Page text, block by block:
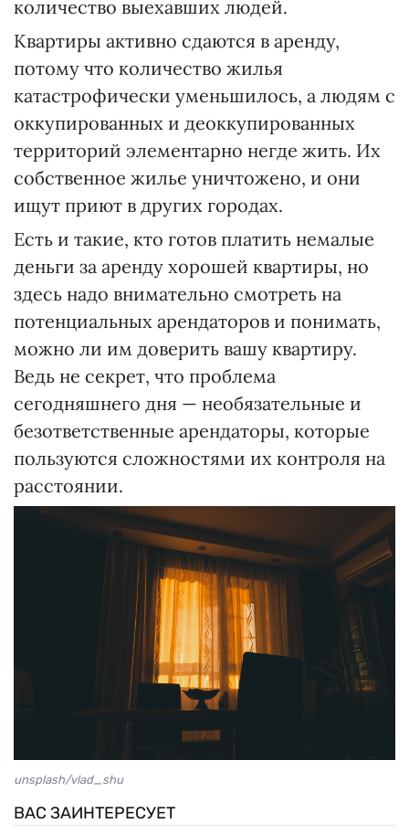
количество выехавших людей.
Квартиры активно сдаются в аренду,
потому что количество жилья
катастрофически уменьшилось, а людям с
оккупированных и деоккупированных
территорий элементарно негде жить. Их
собственное жилье уничтожено, и они
ищут приют в других городах.
Есть и такие, кто готов платить немалые
деньги за аренду хорошей квартиры, но
здесь надо внимательно смотреть на
потенциальных арендаторов и понимать,
можно ли им доверить вашу квартиру.
Ведь не секрет, что проблема
сегодняшнего дня — необязательные и
безответственные арендаторы, которые
пользуются сложностями их контроля на
расстоянии.
unsplash/vlad_shu
ВАС ЗАИНТЕРЕСУЕТ